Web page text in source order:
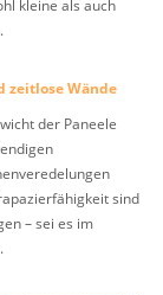
kleine als auch
zeitlose Wände
der Paneele
sind
– sei es im